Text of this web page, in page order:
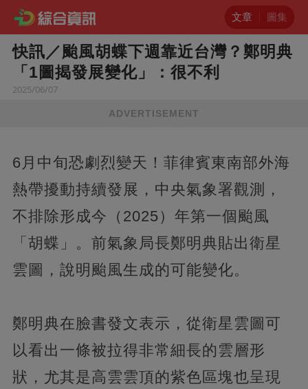
文章 圖集
快訊／颱風胡蝶下週靠近台灣？鄭明典
「1圖揭發展變化」：很不利
2025/06/07
ADVERTISEMENT
6月中旬恐劇烈變天！菲律賓東南部外海
熱帶擾動持續發展，中央氣象署觀測，
不排除形成今（2025）年第一個颱風
「胡蝶」。前氣象局長鄭明典貼出衛星
雲圖，說明颱風生成的可能變化。
鄭明典在臉書發文表示，從衛星雲圖可
以看出一條被拉得非常細長的雲層形
狀，尤其是高雲雲頂的紫色區塊也呈現